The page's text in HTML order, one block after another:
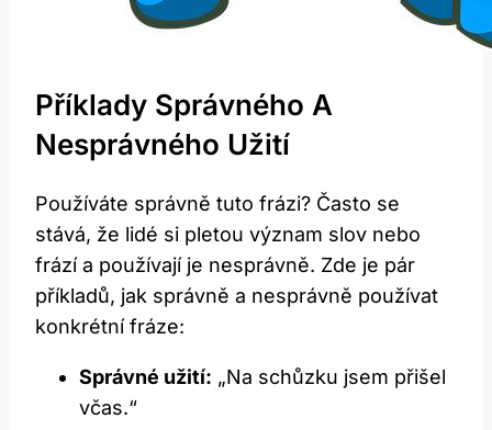
Příklady Správného A
Nesprávného Užití
Používáte správně tuto frázi? Často se
stává, že lidé si pletou význam slov nebo
frází a používají je nesprávně. Zde je pár
příkladů, jak správně a nesprávně používat
konkrétní fráze:
Správné užití: „Na schůzku jsem přišel
včas.“